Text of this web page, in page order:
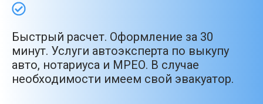
Быстрый расчет. Оформление за 30
минут. Услуги автоэксперта по выкупу
авто, нотариуса и МРЕО. В случае
необходимости имеем свой эвакуатор.